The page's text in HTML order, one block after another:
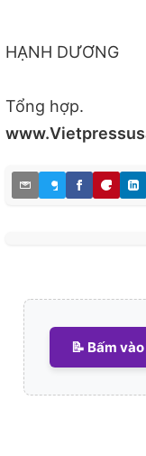
HẠNH DƯƠNG
Tổng hợp.
📝 Bấm